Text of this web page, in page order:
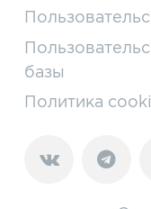
базы
Политика